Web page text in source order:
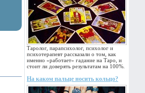
Таролог, парапсихолог, психолог и
психотерапевт рассказали о том, как
именно «работает» гадание на Таро, и
стоит ли доверять результатам на 100%.
На каком пальце носить кольцо?